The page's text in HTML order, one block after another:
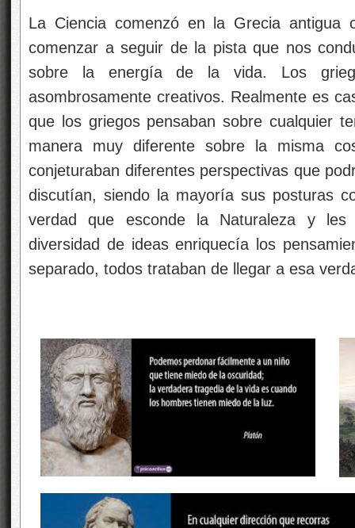
La Ciencia comenzó en la Grecia antigua
comenzar a seguir de la pista que nos
sobre la energía de la vida. Los
asombrosamente creativos. Realmente es
que los griegos pensaban sobre cualquier
manera muy diferente sobre la misma
conjeturaban diferentes perspectivas que
discutían, siendo la mayoría sus posturas
verdad que esconde la Naturaleza y les
diversidad de ideas enriquecía los
separado, todos trataban de llegar a esa